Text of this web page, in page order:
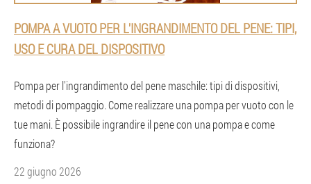
POMPA A VUOTO PER L'INGRANDIMENTO DEL PENE: TIPI,
USO E CURA DEL DISPOSITIVO
Pompa per l'ingrandimento del pene maschile: tipi di dispositivi,
metodi di pompaggio. Come realizzare una pompa per vuoto con le
tue mani. È possibile ingrandire il pene con una pompa e come
funziona?
22 giugno 2026